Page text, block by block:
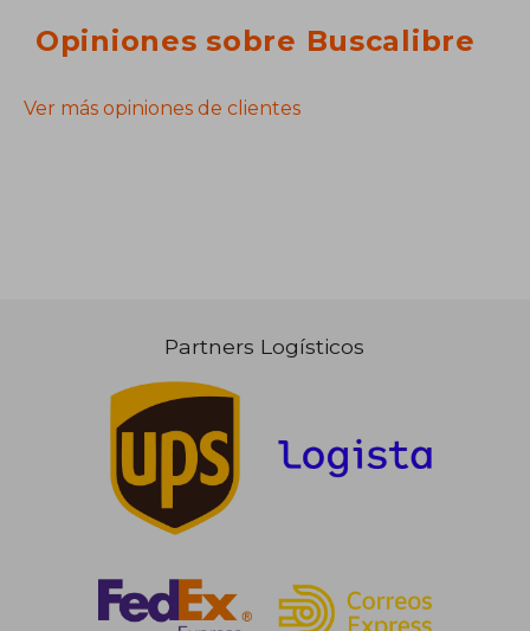
Opiniones sobre Buscalibre
Ver más opiniones de clientes
Partners Logísticos